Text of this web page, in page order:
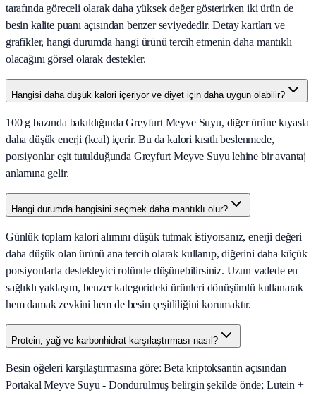
tarafında göreceli olarak daha yüksek değer gösterirken iki ürün de
besin kalite puanı açısından benzer seviyededir. Detay kartları ve
grafikler, hangi durumda hangi ürünü tercih etmenin daha mantıklı
olacağını görsel olarak destekler.
Hangisi daha düşük kalori içeriyor ve diyet için daha uygun olabilir?
100 g bazında bakıldığında Greyfurt Meyve Suyu, diğer ürüne kıyasla
daha düşük enerji (kcal) içerir. Bu da kalori kısıtlı beslenmede,
porsiyonlar eşit tutulduğunda Greyfurt Meyve Suyu lehine bir avantaj
anlamına gelir.
Hangi durumda hangisini seçmek daha mantıklı olur?
Günlük toplam kalori alımını düşük tutmak istiyorsanız, enerji değeri
daha düşük olan ürünü ana tercih olarak kullanıp, diğerini daha küçük
porsiyonlarla destekleyici rolünde düşünebilirsiniz. Uzun vadede en
sağlıklı yaklaşım, benzer kategorideki ürünleri dönüşümlü kullanarak
hem damak zevkini hem de besin çeşitliliğini korumaktır.
Protein, yağ ve karbonhidrat karşılaştırması nasıl?
Besin öğeleri karşılaştırmasına göre: Beta kriptoksantin açısından
Portakal Meyve Suyu - Dondurulmuş belirgin şekilde önde; Lutein +